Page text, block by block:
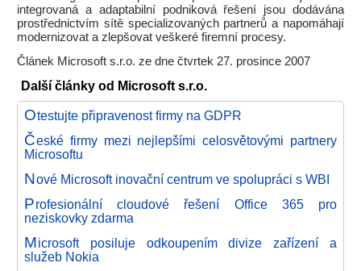
integrovaná a adaptabilní podniková řešení jsou dodávána
prostřednictvím sítě specializovaných partnerů a napomáhají
modernizovat a zlepšovat veškeré firemní procesy.
Článek Microsoft s.r.o. ze dne čtvrtek 27. prosince 2007
Další články od Microsoft s.r.o.
Otestujte připravenost firmy na GDPR
České firmy mezi nejlepšími celosvětovými partnery
Microsoftu
Nové Microsoft inovační centrum ve spolupráci s WBI
Profesionální cloudové řešení Office 365 pro
neziskovky zdarma
Microsoft posiluje odkoupením divize zařízení a
služeb Nokia